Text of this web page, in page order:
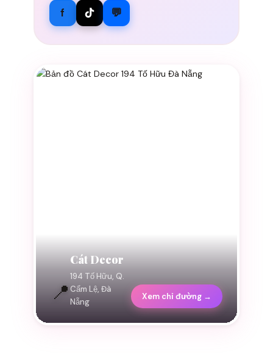
f 💬
📍
Cát Decor
194 Tố Hữu, Q.
Cẩm Lệ, Đà
Nẵng
Xem chỉ đường →